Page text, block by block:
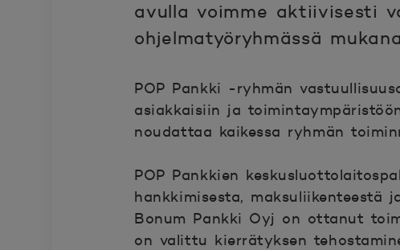
avulla voimme aktiivisesti
ohjelmatyöryhmässä
POP Pankki -ryhmän
asiakkaisiin ja
noudattaa kaikessa ryhmän
POP Pankkien
hankkimisesta, maksuliikenteestä
Bonum Pankki Oyj on ottanut
on valittu kierrätyksen